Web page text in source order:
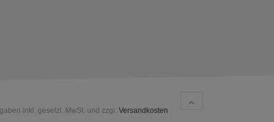
inkl. gesetzl. MwSt. und zzgl. Versandkosten